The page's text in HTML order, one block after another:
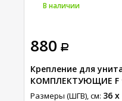
880
Крепление для
КОМПЛЕКТУЮЩИЕ F
Размеры (ШГВ), см: 36 x
В наличии